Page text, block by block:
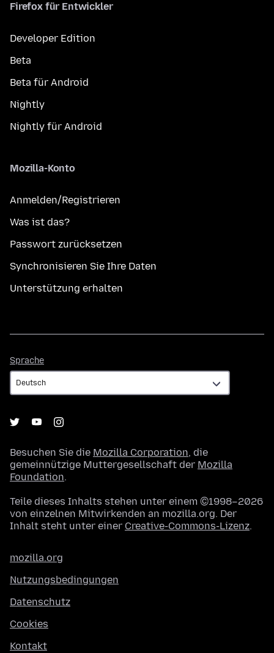
Firefox für Entwickler
Developer Edition
Beta
Beta für Android
Nightly
Nightly für Android
Mozilla-Konto
Anmelden/Registrieren
Was ist das?
Passwort zurücksetzen
Synchronisieren Sie Ihre Daten
Unterstützung erhalten
Sprache
Besuchen Sie die Mozilla Corporation, die
gemeinnützige Muttergesellschaft der Mozilla
Foundation.
Teile dieses Inhalts stehen unter einem ©1998–2026
von einzelnen Mitwirkenden an mozilla.org. Der
Inhalt steht unter einer Creative-Commons-Lizenz.
mozilla.org
Nutzungsbedingungen
Datenschutz
Cookies
Kontakt